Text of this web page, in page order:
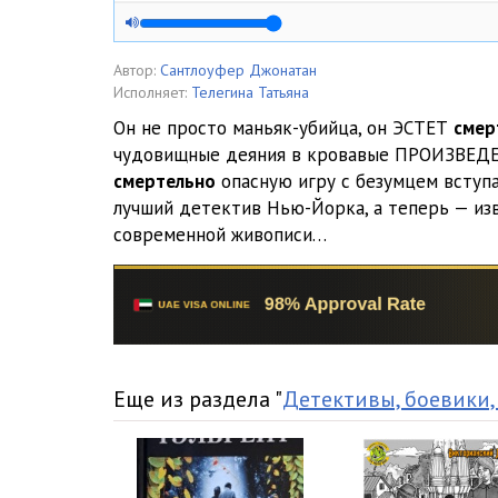
Santloufer_Jivopisec_Smerti_005
Santloufer_Jivopisec_Smerti_006
Santloufer_Jivopisec_Smerti_008
Santloufer_Jivopisec_Smerti_009
Santloufer_Jivopisec_Smerti_010
Santloufer_Jivopisec_Smerti_014
Santloufer_Jivopisec_Smerti_015
Автор: Сантлоуфер Джонатан
Исполняет: Телегина Татьяна
Он не просто маньяк-убийца, он ЭСТЕТ
чудовищные деяния в кровавые
смертельно опасную игру с безумцем
лучший детектив Нью-Йорка, а теперь —
современной живописи…
Еще из раздела "Детективы,